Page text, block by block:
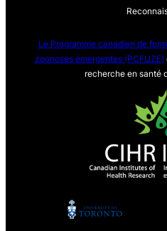
Le Programme canadien de
zoonoses émergentes (PCFUZE)
recherche en santé